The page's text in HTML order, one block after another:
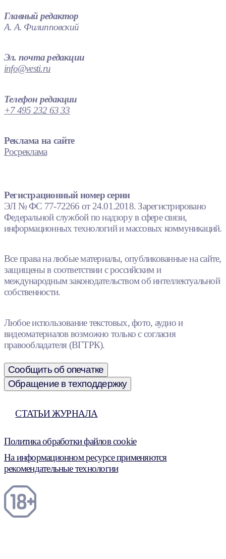
Главный редактор
А. А. Филипповский
Эл. почта редакции
info@vesti.ru
Телефон редакции
+7 495 232 63 33
Реклама на сайте
Росреклама
Регистрационный номер серии
ЭЛ № ФС 77-72266 от 24.01.2018. Зарегистрировано
Федеральной службой по надзору в сфере связи,
информационных технологий и массовых коммуникаций.
Все права на любые материалы, опубликованные на сайте,
защищены в соответствии с российским и
международным законодательством об интеллектуальной
собственности.
Любое использование текстовых, фото, аудио и
видеоматериалов возможно только с согласия
правообладателя (ВГТРК).
Сообщить об опечатке
Обращение в техподдержку
СТАТЬИ ЖУРНАЛА
Политика обработки файлов cookie
На информационном ресурсе применяются
рекомендательные технологии